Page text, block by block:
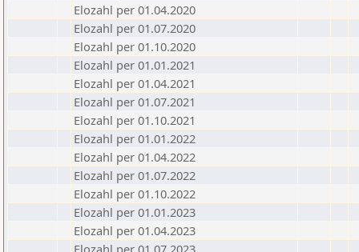
Elozahl per 01.04.2020
Elozahl per 01.07.2020
Elozahl per 01.10.2020
Elozahl per 01.01.2021
Elozahl per 01.04.2021
Elozahl per 01.07.2021
Elozahl per 01.10.2021
Elozahl per 01.01.2022
Elozahl per 01.04.2022
Elozahl per 01.07.2022
Elozahl per 01.10.2022
Elozahl per 01.01.2023
Elozahl per 01.04.2023
Elozahl per 01.07.2023